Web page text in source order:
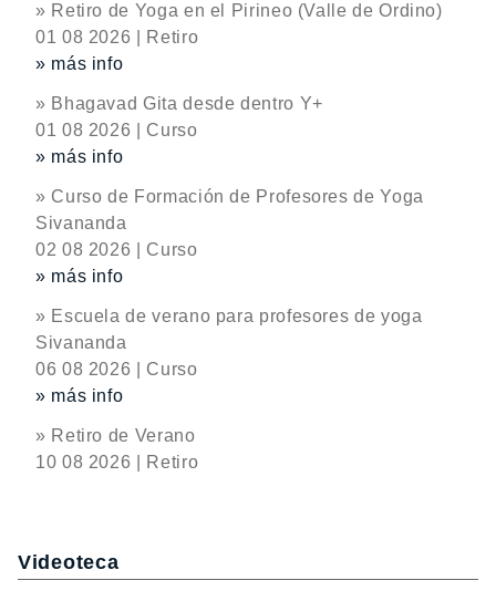
» Retiro de Yoga en el Pirineo (Valle de Ordino)
01 08 2026 | Retiro
» más info
» Bhagavad Gita desde dentro Y+
01 08 2026 | Curso
» más info
» Curso de Formación de Profesores de Yoga
Sivananda
02 08 2026 | Curso
» más info
» Escuela de verano para profesores de yoga
Sivananda
06 08 2026 | Curso
» más info
» Retiro de Verano
10 08 2026 | Retiro
Videoteca